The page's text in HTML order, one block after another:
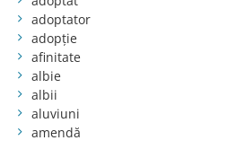
adoptator
adopție
afinitate
albie
albii
aluviuni
amendă